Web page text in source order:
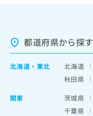
都道府県から探す
北海道 ・ 東北 北海道
秋田県
関東
茨城県
千葉県